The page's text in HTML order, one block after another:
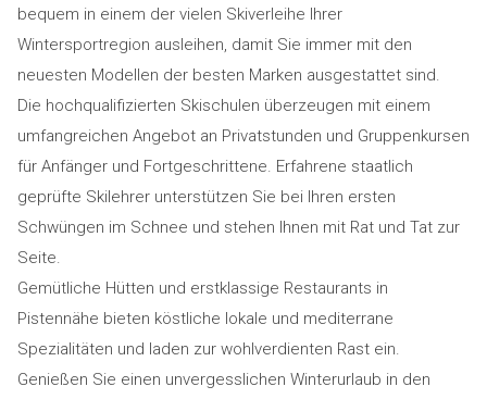
bequem in einem der vielen Skiverleihe Ihrer
Wintersportregion ausleihen, damit Sie immer mit den
neuesten Modellen der besten Marken ausgestattet sind.
Die hochqualifizierten Skischulen überzeugen mit einem
umfangreichen Angebot an Privatstunden und Gruppenkursen
für Anfänger und Fortgeschrittene. Erfahrene staatlich
geprüfte Skilehrer unterstützen Sie bei Ihren ersten
Schwüngen im Schnee und stehen Ihnen mit Rat und Tat zur
Seite.
Gemütliche Hütten und erstklassige Restaurants in
Pistennähe bieten köstliche lokale und mediterrane
Spezialitäten und laden zur wohlverdienten Rast ein.
Genießen Sie einen unvergesslichen Winterurlaub in den